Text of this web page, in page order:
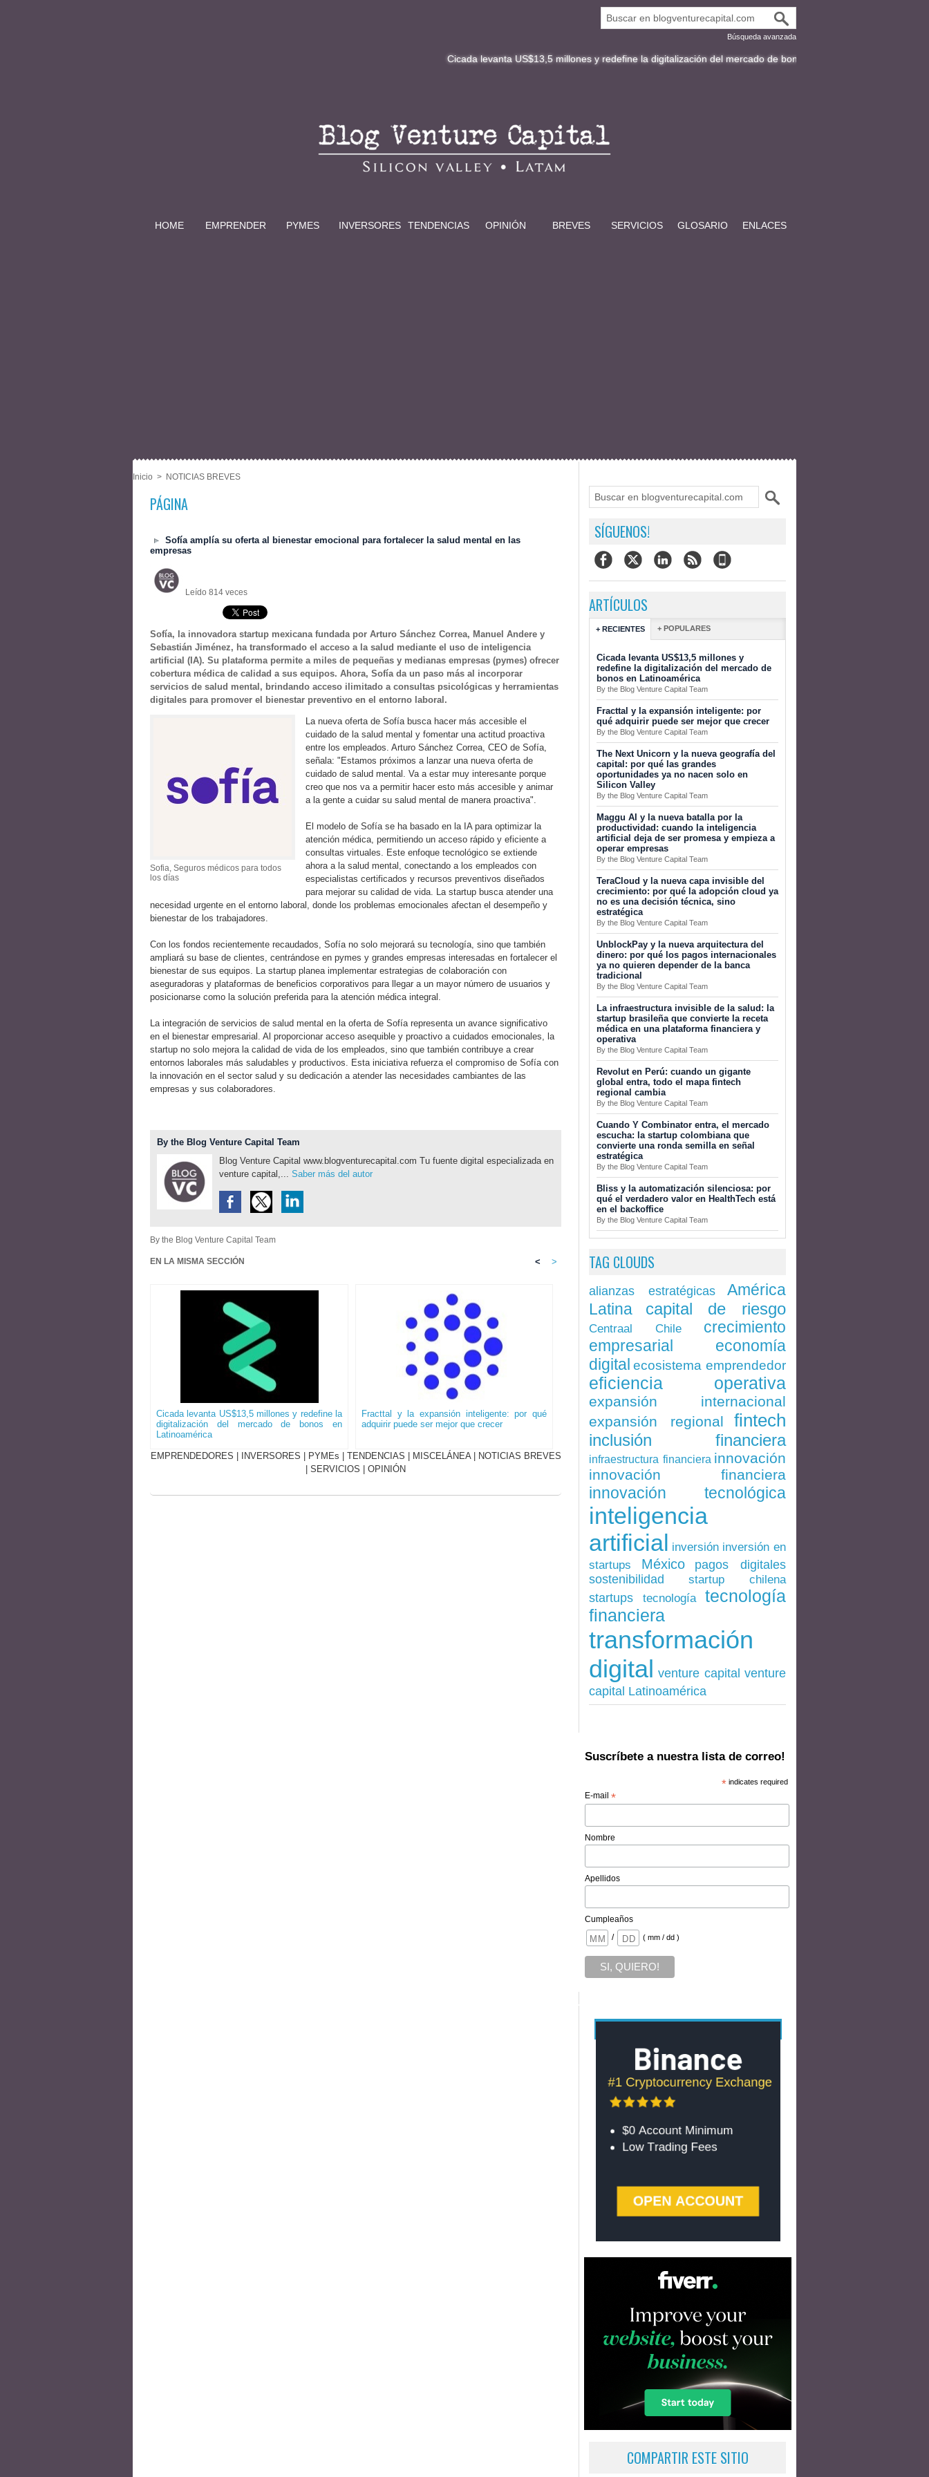
Búsqueda avanzada
Cicada levanta US$13,5 millones y redefine la digitalización del mercado de bonos en Latinoamérica
HOME EMPRENDER PYMES INVERSORES TENDENCIAS OPINIÓN BREVES SERVICIOS GLOSARIO ENLACES
Inicio > NOTICIAS BREVES
PÁGINA
Sofía amplía su oferta al bienestar emocional para fortalecer la salud mental en las
empresas
Leído 814 veces
Sofía, la innovadora startup mexicana fundada por Arturo Sánchez Correa, Manuel Andere y
Sebastián Jiménez, ha transformado el acceso a la salud mediante el uso de inteligencia
artificial (IA). Su plataforma permite a miles de pequeñas y medianas empresas (pymes) ofrecer
cobertura médica de calidad a sus equipos. Ahora, Sofía da un paso más al incorporar
servicios de salud mental, brindando acceso ilimitado a consultas psicológicas y herramientas
digitales para promover el bienestar preventivo en el entorno laboral.
Sofia, Seguros médicos para todos
los días
La nueva oferta de Sofía busca hacer más accesible el
cuidado de la salud mental y fomentar una actitud proactiva
entre los empleados. Arturo Sánchez Correa, CEO de Sofía,
señala: "Estamos próximos a lanzar una nueva oferta de
cuidado de salud mental. Va a estar muy interesante porque
creo que nos va a permitir hacer esto más accesible y animar
a la gente a cuidar su salud mental de manera proactiva".
El modelo de Sofía se ha basado en la IA para optimizar la
atención médica, permitiendo un acceso rápido y eficiente a
consultas virtuales. Este enfoque tecnológico se extiende
ahora a la salud mental, conectando a los empleados con
especialistas certificados y recursos preventivos diseñados
para mejorar su calidad de vida. La startup busca atender una
necesidad urgente en el entorno laboral, donde los problemas emocionales afectan el desempeño y
bienestar de los trabajadores.
Con los fondos recientemente recaudados, Sofía no solo mejorará su tecnología, sino que también
ampliará su base de clientes, centrándose en pymes y grandes empresas interesadas en fortalecer el
bienestar de sus equipos. La startup planea implementar estrategias de colaboración con
aseguradoras y plataformas de beneficios corporativos para llegar a un mayor número de usuarios y
posicionarse como la solución preferida para la atención médica integral.
La integración de servicios de salud mental en la oferta de Sofía representa un avance significativo
en el bienestar empresarial. Al proporcionar acceso asequible y proactivo a cuidados emocionales, la
startup no solo mejora la calidad de vida de los empleados, sino que también contribuye a crear
entornos laborales más saludables y productivos. Esta iniciativa refuerza el compromiso de Sofía con
la innovación en el sector salud y su dedicación a atender las necesidades cambiantes de las
empresas y sus colaboradores.
By the Blog Venture Capital Team
Blog Venture Capital www.blogventurecapital.com Tu fuente digital especializada en
venture capital,... Saber más del autor
By the Blog Venture Capital Team
EN LA MISMA SECCIÓN < >
Cicada levanta US$13,5 millones y redefine la
digitalización del mercado de bonos en
Latinoamérica
Fracttal y la expansión inteligente: por qué
adquirir puede ser mejor que crecer
EMPRENDEDORES INVERSORES PYMEs TENDENCIAS MISCELÁNEA
NOTICIAS BREVES
SERVICIOS OPINIÓN
SÍGUENOS!
ARTÍCULOS
+ RECIENTES + POPULARES
Cicada levanta US$13,5 millones y
redefine la digitalización del mercado de
bonos en Latinoamérica
By the Blog Venture Capital Team
Fracttal y la expansión inteligente: por
qué adquirir puede ser mejor que crecer
By the Blog Venture Capital Team
The Next Unicorn y la nueva geografía del
capital: por qué las grandes
oportunidades ya no nacen solo en
Silicon Valley
By the Blog Venture Capital Team
Maggu AI y la nueva batalla por la
productividad: cuando la inteligencia
artificial deja de ser promesa y empieza a
operar empresas
By the Blog Venture Capital Team
TeraCloud y la nueva capa invisible del
crecimiento: por qué la adopción cloud ya
no es una decisión técnica, sino
estratégica
By the Blog Venture Capital Team
UnblockPay y la nueva arquitectura del
dinero: por qué los pagos internacionales
ya no quieren depender de la banca
tradicional
By the Blog Venture Capital Team
La infraestructura invisible de la salud: la
startup brasileña que convierte la receta
médica en una plataforma financiera y
operativa
By the Blog Venture Capital Team
Revolut en Perú: cuando un gigante
global entra, todo el mapa fintech
regional cambia
By the Blog Venture Capital Team
Cuando Y Combinator entra, el mercado
escucha: la startup colombiana que
convierte una ronda semilla en señal
estratégica
By the Blog Venture Capital Team
Bliss y la automatización silenciosa: por
qué el verdadero valor en HealthTech está
en el backoffice
By the Blog Venture Capital Team
TAG CLOUDS
alianzas estratégicas
América
Latina
capital de riesgo
Centraal Chile
crecimiento
empresarial
economía
digital ecosistema emprendedor
eficiencia operativa
expansión internacional
expansión regional
fintech
inclusión financiera
infraestructura financiera innovación
innovación financiera
innovación tecnológica
inteligencia
artificial inversión inversión en
startups
México pagos digitales
sostenibilidad startup chilena
startups tecnología
tecnología
financiera
transformación
digital venture capital venture
capital Latinoamérica
Suscríbete a nuestra lista de correo!
*indicates required
E-mail*
Nombre
Apellidos
Cumpleaños
/
( mm / dd )
COMPARTIR ESTE SITIO